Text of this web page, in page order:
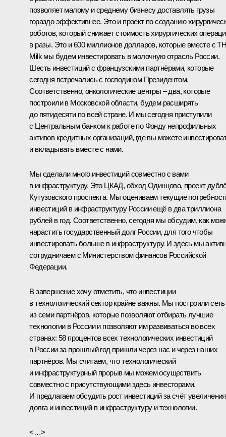
позволяет малому и среднему бизнесу доставлять грузы
гораздо эффективнее. Это и проект по созданию
роботов, который снижает стоимость хирургических
в разы. Это и 600 миллионов долларов, которые вместе с
Milk мы будем инвестировать в молочную отрасль России.
Шесть инвестиций с французскими партнёрами, которые
сегодня встречались с господином Президентом.
Соответственно, онкологические центры – два, которые
построили в Московской области, будем расширять
до пятидесяти по всей стране. И мы сегодня приступили
с Центральным банком к работе по Фонду непрофильных
активов кредитных организаций, где вы можете
и вкладывать вместе с нами.
Мы сделали много инвестиций совместно с вами
в инфраструктуру. Это ЦКАД, обход Одинцово, проект
Кутузовского проспекта. Мы оцениваем текущие
инвестиций в инфраструктуру России ещё в два триллиона
рублей в год. Соответственно, сегодня мы обсудим, как
нарастить государственный долг России, для того чтобы
инвестировать больше в инфраструктуру. И здесь мы
сотрудничаем с Министерством финансов Российской
Федерации.
В завершение хочу отметить, что инвестиции
в технологический сектор крайне важны. Мы построили сеть
из семи партнёров, которые позволяют отбирать лучшие
технологии в России и позволяют им развиваться во всех
странах: 58 процентов всех технологических инвестиций
в России за прошлый год пришли через нас и через наших
партнёров. Мы считаем, что технологический
и инфраструктурный прорыв мы можем осуществить
совместно с присутствующими здесь инвесторами.
И предлагаем обсудить рост инвестиций за счёт увеличения
долга и инвестиций в инфраструктуру и технологии.
<…>